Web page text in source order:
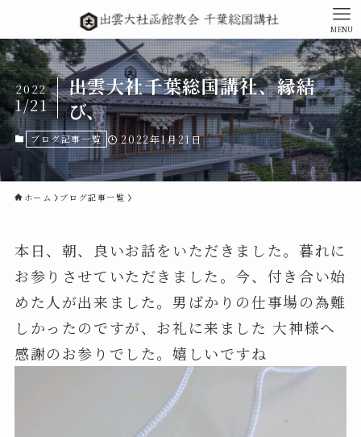
MENU
出雲大社千葉総国講社、縁結
び、
2022
1/21
ブログ記事一覧 2022年1月21日
ホーム ブログ記事一覧
本日、朝、良いお話をいただきました。暮れに
お参りさせていただきました。今、付き合い始
めた人が出来ました。男ばかりの仕事場の為難
しかったのですが、お礼に来ました 大神様へ
感謝のお参りでした。嬉しいですね